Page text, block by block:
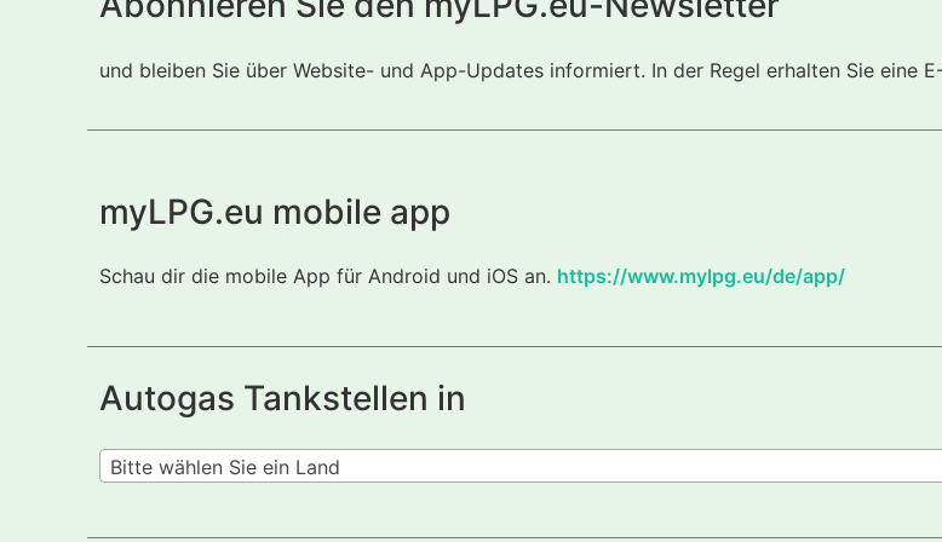
und bleiben Sie über Website- und App-Updates informiert. In der Regel erhalten Sie eine
myLPG.eu mobile app
Schau dir die mobile App für Android und iOS an. https://www.mylpg.eu/de/app/
Autogas Tankstellen in
Bitte wählen Sie ein Land